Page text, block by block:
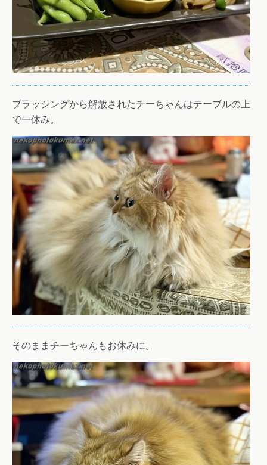
ブラッシングから解放されたチーちゃんはテーブルの上
で一休み。
そのままチーちゃんもお休みに。